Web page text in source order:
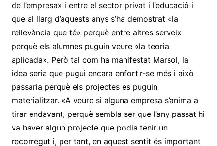
de l’empresa» i entre el sector privat i l’educació i
que al llarg d’aquests anys s’ha demostrat «la
rellevància que té» perquè entre altres serveix
perquè els alumnes puguin veure «la teoria
aplicada». Però tal com ha manifestat Marsol, la
idea seria que pugui encara enfortir-se més i això
passaria perquè els projectes es puguin
materialitzar. «A veure si alguna empresa s’anima a
tirar endavant, perquè sembla ser que l’any passat hi
va haver algun projecte que podia tenir un
recorregut i, per tant, en aquest sentit és important